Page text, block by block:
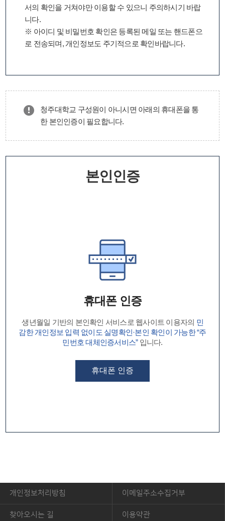
서의 확인을 거쳐야만 이용할 수 있으니 주의하시기 바랍
니다.
※ 아이디 및 비밀번호 확인은 등록된 메일 또는 핸드폰으
로 전송되며, 개인정보도 주기적으로 확인바랍니다.
청주대학교 구성원이 아니시면 아래의 휴대폰을 통
한 본인인증이 필요합니다.
본인인증
휴대폰 인증
생년월일 기반의 본인확인 서비스로 웹사이트 이용자의 민
감한 개인정보 입력 없이도 실명확인·본인 확인이 가능한 “주
민번호 대체인증서비스”입니다.
휴대폰 인증
개인정보처리방침 이메일주소수집거부
찾아오시는 길 이용약관